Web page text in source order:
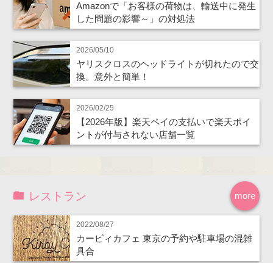
Amazonで「お客様の荷物は、輸送中に発生
した問題の影響～」の対処法
2026/05/10
ヤリスクロスのヘッドライトが切れたので交
換。意外と簡単！
2026/02/25
【2026年版】楽天ペイの支払いで楽天ポイ
ントが付与されない店舗一覧
more
レストラン
2022/08/27
カービィカフェ 東京の予約や駐車場の混雑
具合